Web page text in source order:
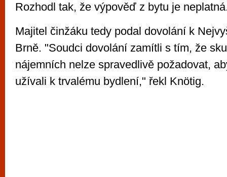
Rozhodl tak, že výpověď z bytu je
Majitel činžáku tedy podal dovolání k
Brně. "Soudci dovolání zamítli s tím, že
nájemních nelze spravedlivě požadovat,
užívali k trvalému bydlení," řekl Knötig.